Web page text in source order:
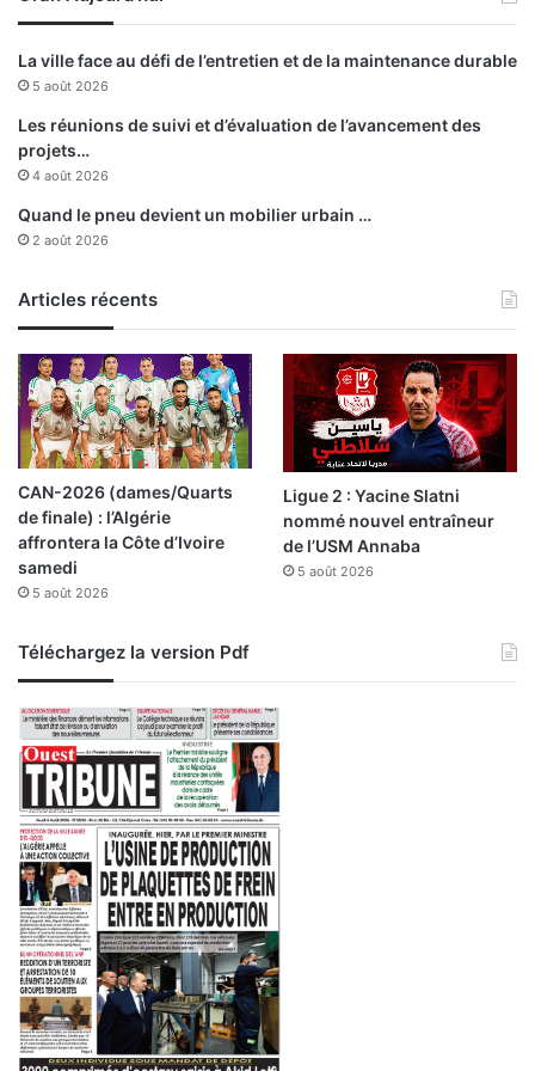
e
La ville face au défi de l’entretien et de la maintenance durable
5 août 2026
Les réunions de suivi et d’évaluation de l’avancement des
projets…
4 août 2026
Quand le pneu devient un mobilier urbain …
2 août 2026
Articles récents
CAN-2026 (dames/Quarts
de finale) : l’Algérie
affrontera la Côte d’Ivoire
samedi
5 août 2026
Ligue 2 : Yacine Slatni
nommé nouvel entraîneur
de l’USM Annaba
5 août 2026
Téléchargez la version Pdf